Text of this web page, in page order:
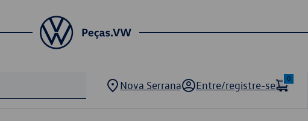
Nova Serrana Entre/registre-se
0